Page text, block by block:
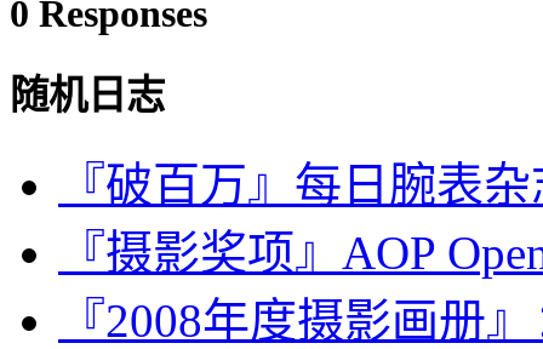
0 Responses
随机日志
『破百万』每日腕表
『摄影奖项』AOP
『2008年度摄影画册